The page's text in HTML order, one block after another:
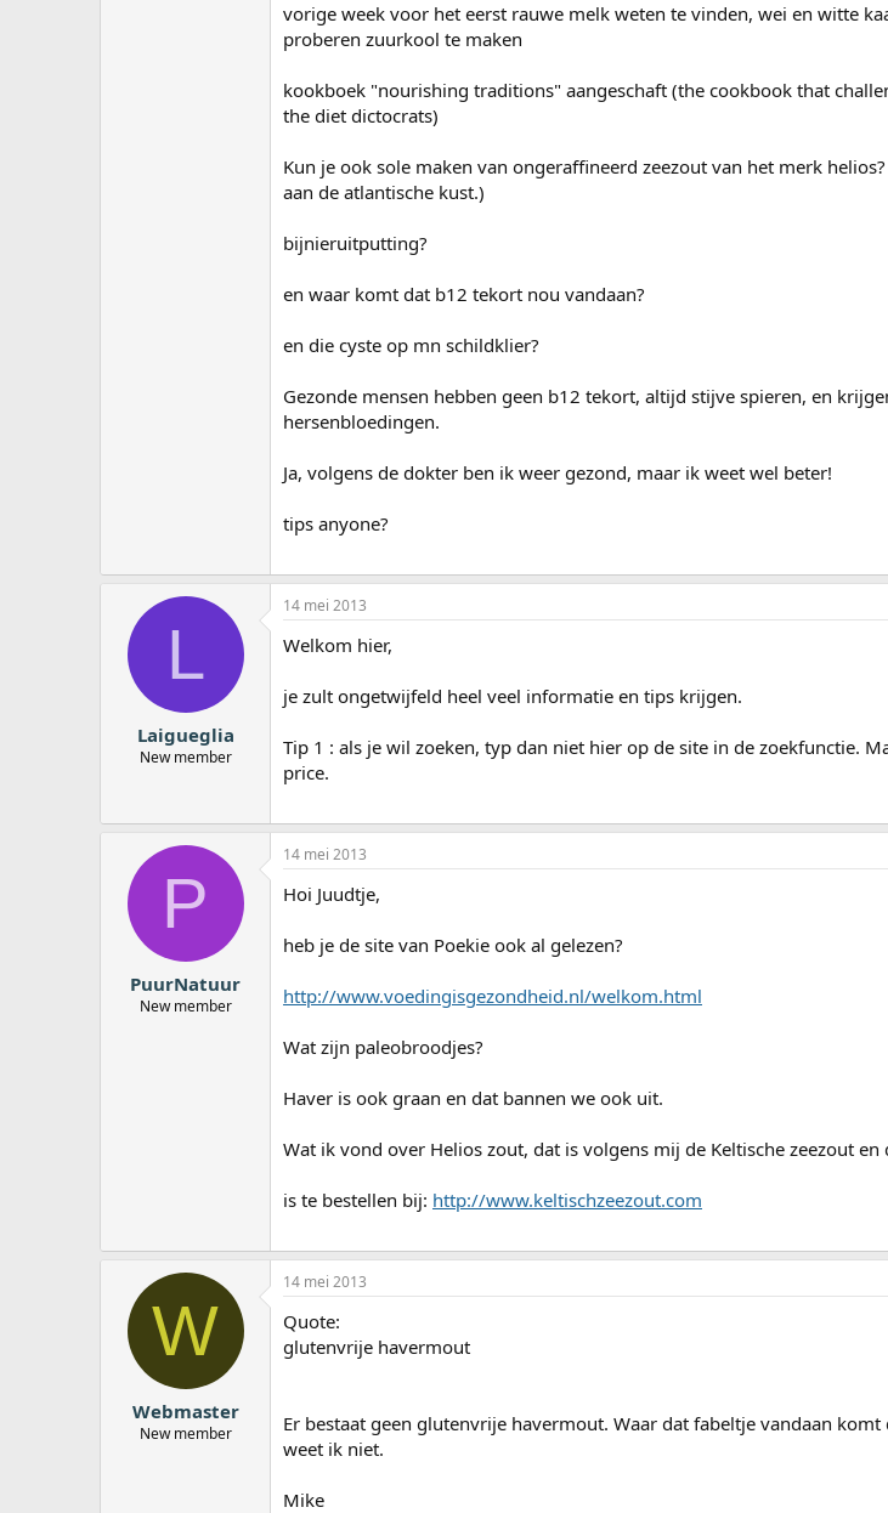
vorige week voor het eerst rauwe melk weten te vinden, wei en witte
proberen zuurkool te maken
kookboek "nourishing traditions" aangeschaft (the cookbook that
the diet dictocrats)
Kun je ook sole maken van ongeraffineerd zeezout van het merk
aan de atlantische kust.)
bijnieruitputting?
en waar komt dat b12 tekort nou vandaan?
en die cyste op mn schildklier?
Gezonde mensen hebben geen b12 tekort, altijd stijve spieren, en
hersenbloedingen.
Ja, volgens de dokter ben ik weer gezond, maar ik weet wel beter!
tips anyone?
L
Laigueglia
New member
14 mei 2013
Welkom hier,
je zult ongetwijfeld heel veel informatie en tips krijgen.
Tip 1 : als je wil zoeken, typ dan niet hier op de site in de zoekfunctie.
price.
P
PuurNatuur
New member
14 mei 2013
Hoi Juudtje,
heb je de site van Poekie ook al gelezen?
http://www.voedingisgezondheid.nl/welkom.html
Wat zijn paleobroodjes?
Haver is ook graan en dat bannen we ook uit.
Wat ik vond over Helios zout, dat is volgens mij de Keltische zeezout en
is te bestellen bij: http://www.keltischzeezout.com
W
Webmaster
New member
14 mei 2013
Quote:
glutenvrije havermout
Er bestaat geen glutenvrije havermout. Waar dat fabeltje vandaan
weet ik niet.
Mike